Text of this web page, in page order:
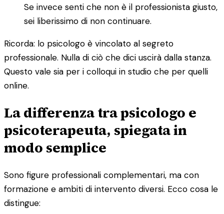
Se invece senti che non è il professionista giusto,
sei liberissimo di non continuare.
Ricorda: lo psicologo è vincolato al segreto
professionale. Nulla di ciò che dici uscirà dalla stanza.
Questo vale sia per i colloqui in studio che per quelli
online.
La differenza tra psicologo e
psicoterapeuta, spiegata in
modo semplice
Sono figure professionali complementari, ma con
formazione e ambiti di intervento diversi. Ecco cosa le
distingue: